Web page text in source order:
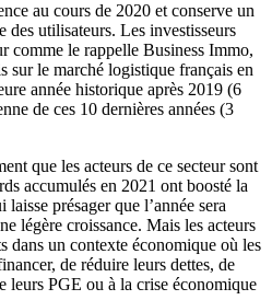
au cours de 2020 et conserve un
des utilisateurs. Les investisseurs
comme le rappelle Business Immo,
sur le marché logistique français en
année historique après 2019 (6
de ces 10 dernières années (3
que les acteurs de ce secteur sont
accumulés en 2021 ont boosté la
présager que l’année sera
légère croissance. Mais les acteurs
dans un contexte économique où les
de réduire leurs dettes, de
leurs PGE ou à la crise économique